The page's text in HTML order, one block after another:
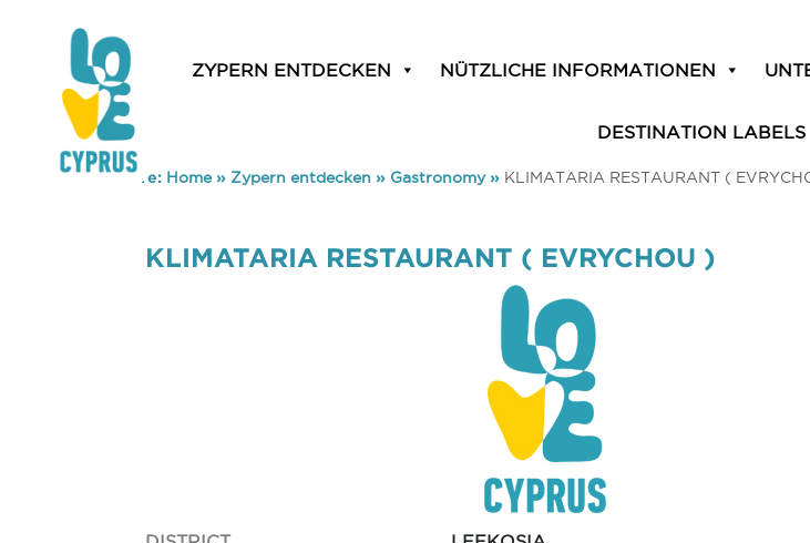
ZYPERN ENTDECKEN NÜTZLICHE INFORMATIONEN
DESTINATION LABELS
You are here: Home» Zypern entdecken » Gastronomy» KLIMATARIA RESTAURANT (
KLIMATARIA RESTAURANT ( EVRYCHOU )